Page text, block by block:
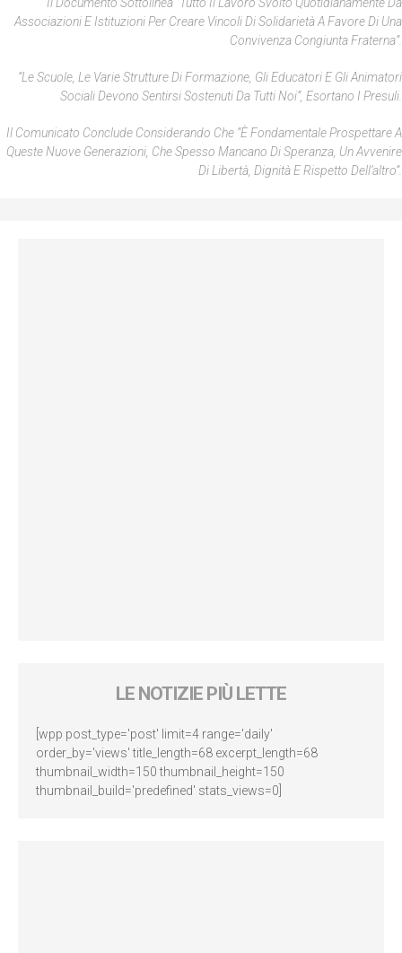
Associazioni E Istituzioni Per Creare Vincoli Di Solidarietà A Favore Di Una
Convivenza Congiunta Fraterna”.
“Le Scuole, Le Varie Strutture Di Formazione, Gli Educatori E Gli Animatori
Sociali Devono Sentirsi Sostenuti Da Tutti Noi”, Esortano I Presuli.
Il Comunicato Conclude Considerando Che “è Fondamentale Prospettare A
Queste Nuove Generazioni, Che Spesso Mancano Di Speranza, Un Avvenire
Di Libertà, Dignità E Rispetto Dell’altro”.
LE NOTIZIE PIÙ LETTE
[wpp post_type='post' limit=4 range='daily'
order_by='views' title_length=68 excerpt_length=68
thumbnail_width=150 thumbnail_height=150
thumbnail_build='predefined' stats_views=0]